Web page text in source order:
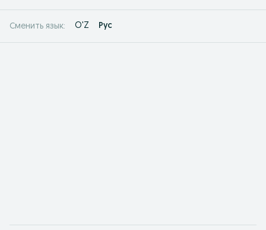
Сменить язык: O'Z Рус